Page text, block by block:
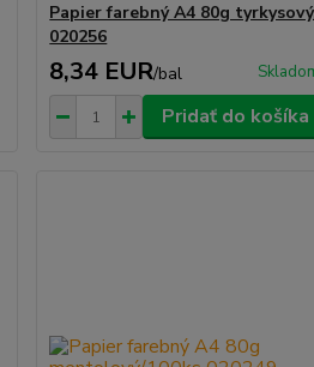
Papier farebný A4 80g
020256
8,34 EUR/bal
Pridať do košíka